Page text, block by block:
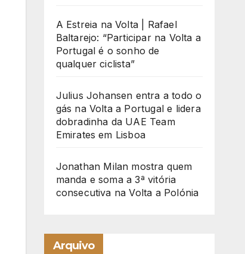
A Estreia na Volta | Rafael
Baltarejo: “Participar na Volta a
Portugal é o sonho de
qualquer ciclista”
Julius Johansen entra a todo o
gás na Volta a Portugal e lidera
dobradinha da UAE Team
Emirates em Lisboa
Jonathan Milan mostra quem
manda e soma a 3ª vitória
consecutiva na Volta a Polónia
Arquivo